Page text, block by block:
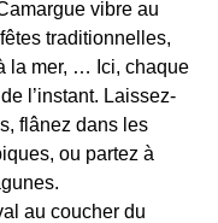
vibre au
êtes traditionnel les,
la mer, … Ici, chaque
de l’instant. Laissez-
, flânez dans les
ou partez à
unes.
au coucher du